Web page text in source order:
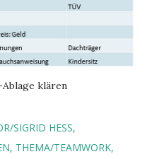
klären
SIGRID HESS
THEMA/TEAMWORK